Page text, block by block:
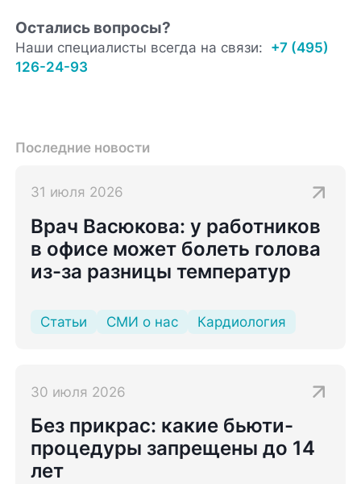
Остались вопросы?
Наши специалисты всегда на связи: +7 (495)
126-24-93
Последние новости
31 июля 2026
Врач Васюкова: у работников
в офисе может болеть голова
из-за разницы температур
Статьи СМИ о нас Кардиология
30 июля 2026
Без прикрас: какие бьюти-
процедуры запрещены до 14
лет